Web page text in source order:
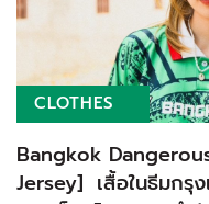
CLOTHES
Bangkok
Jersey] เสื้อในธีมกรุ